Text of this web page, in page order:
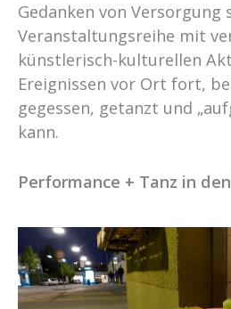
Gedanken von Versorgung
Veranstaltungsreihe mit
künstlerisch-kulturellen
Ereignissen vor Ort fort,
gegessen, getanzt und
kann.
Performance + Tanz in